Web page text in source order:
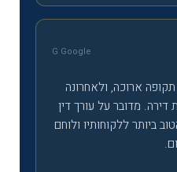
G Google
ארוכה, ולאחרונה
דירה. מדובר על עורך דין
ביותר ללקוחותיו ולוחם